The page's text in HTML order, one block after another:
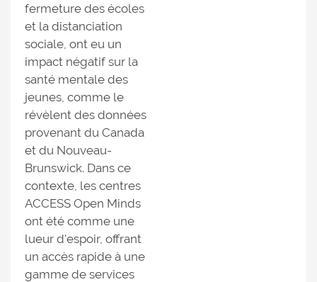
fermeture des écoles
et la distanciation
sociale, ont eu un
impact négatif sur la
santé mentale des
jeunes, comme le
révèlent des données
provenant du Canada
et du Nouveau-
Brunswick. Dans ce
contexte, les centres
ACCESS Open Minds
ont été comme une
lueur d'espoir, offrant
un accès rapide à une
gamme de services